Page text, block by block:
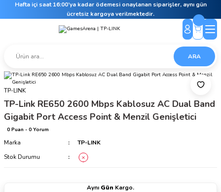
Hafta içi saat 16:00’ya kadar ödemesi onaylanan siparişler, aynı gün
ücretsiz kargoya verilmektedir.
ARA
TP-LINK
TP-Link RE650 2600 Mbps Kablosuz AC Dual Band
Gigabit Port Access Point & Menzil Genişletici
0 Puan - 0 Yorum
Marka
TP-LINK
Stok Durumu
Aynı Gün Kargo.